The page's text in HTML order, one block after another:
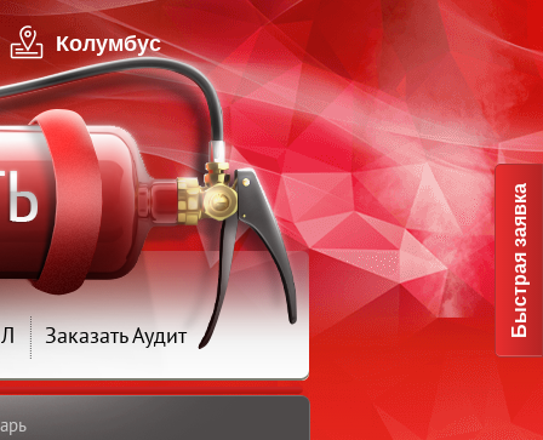
Заказать Аудит
Колумбус
Быстрая заявка